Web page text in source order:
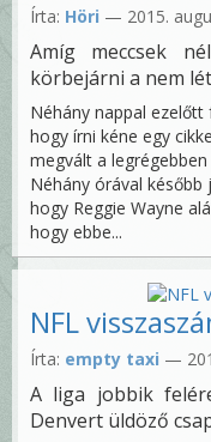
Írta: Höri — 2015.
Amíg meccsek
körbejárni a nem
Néhány nappal
hogy írni kéne egy
megvált a
Néhány órával
hogy Reggie Wayne
hogy ebbe...
NFL
Írta: empty taxi —
A liga jobbik
Denvert üldöző